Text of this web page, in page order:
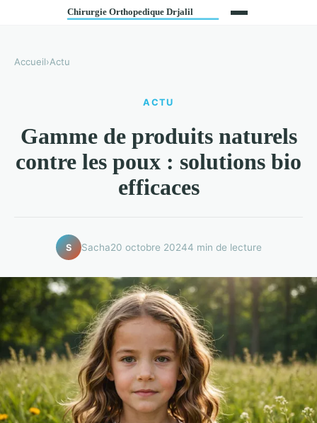
Accueil›Actu
ACTU
Gamme de produits naturels
contre les poux : solutions bio
efficaces
S Sacha20 octobre 20244 min de lecture